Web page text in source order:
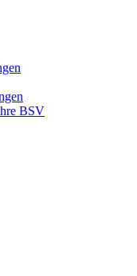
BSV